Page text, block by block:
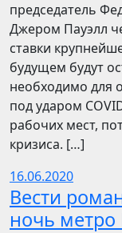
председатель
Джером Пауэлл
ставки
будущем будут
необходимо для
под ударом
рабочих мест,
кризиса. […]
16.06.2020
Вести
ночь метро